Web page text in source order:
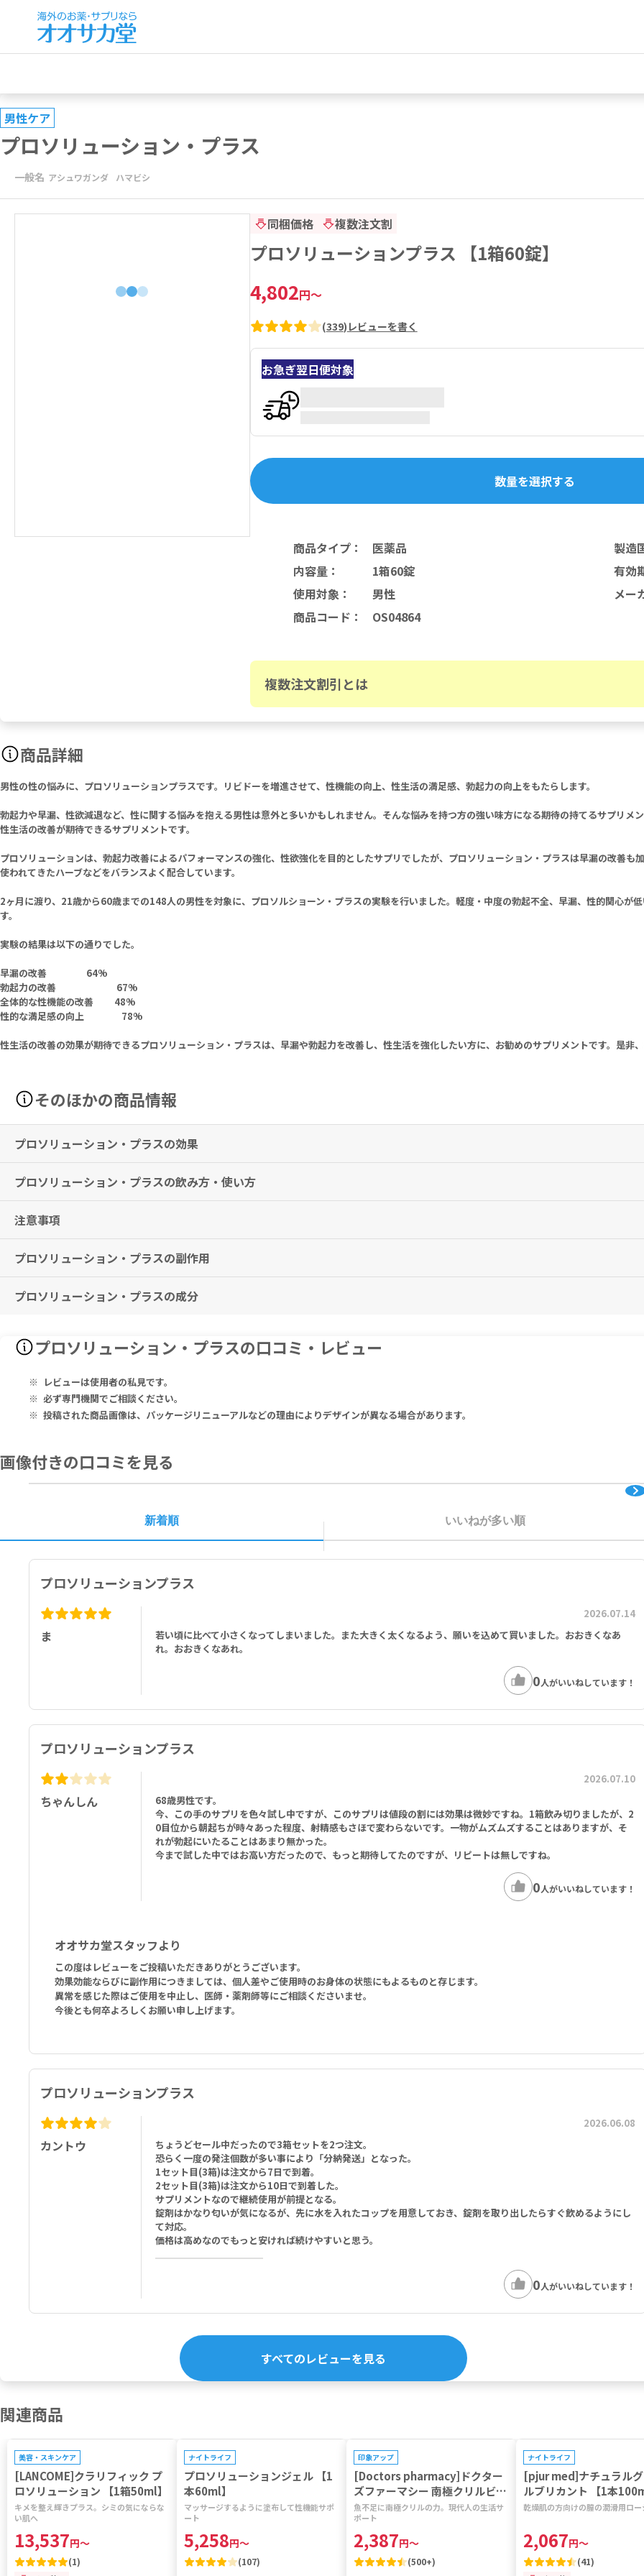
男性ケア
プロソリューション・プラス
一般名 アシュワガンダ ハマビシ
同梱価格 複数注文割
プロソリューションプラス 【1箱60錠】
4,802円～
(339) レビューを書く
お急ぎ翌日便対象
数量を選択する
商品タイプ：
医薬品
内容量：
1箱60錠
使用対象：
男性
商品コード ： OS04864
製造
有効
メー
複数注文割引とは
商品詳細
男性の性の悩みに、プロソリューションプラスです。リビドーを増進させて、性機能の向上、性生活の満足感、勃起力の向上をもたらします。
勃起力や早漏、性欲減退など、性に関する悩みを抱える男性は意外と多いかもしれません。そんな悩みを持つ方の強い味方になる期待の持てるサプリメ
性生活の改善が期待できるサプリメントです。
プロソリューションは、勃起力改善によるパフォーマンスの強化、性欲強化を目的としたサプリでしたが、プロソリューション・プラスは早漏の改善も
使われてきたハーブなどをバランスよく配合しています。
2ヶ月に渡り、21歳から60歳までの148人の男性を対象に、プロソルショーン・プラスの実験を行いました。軽度・中度の勃起不全、早漏、性的関心が
す。
実験の結果は以下の通りでした。
早漏の改善 64%
勃起力の改善 67%
全体的な性機能の改善 48%
性的な満足感の向上 78%
性生活の改善の効果が期待できるプロソリューション・プラスは、早漏や勃起力を改善し、性生活を強化したい方に、お勧めのサプリメントです。是非、
そのほかの商品情報
プロソリューション・プラスの効果
早漏の改善、勃起力の改善、性的パフォーマンス向上など
※メーカー推奨摂取期間として
プロソリューション・プラスの飲み方・使い方
1日2タブレットを目安に、食事とともにお召し上がりください。
注意事項
本品は、多量摂取により疾病が治癒したり、より健康が増進するものではありません。1日の摂取目安量を必ず守り、過剰な摂取はお控えください。
薬剤を服用中の方、治療中の方、何らかの病歴を持つ家族がいる方は、本品使用前に必ず医師にご相談ください。
プロソリューション・プラスの副作用
特に副作用は報告されておりませんが、異常を感じた際はただちに使用を中止し、医師の診察をお受けください。
プロソリューション・プラスの成分
Withania Somnifera root 240mg, Asparagus Adscendens root 200mg, Asphaltum Exudate 150mg, Curculigo Orchioides root
Other ingredients: Dicalcium Phosphate, Cellulose, Croscarmellose Sodium, Vegetable Stearic Acid, Silicon Dioxide, Vegetable
yl Cellulose and Titanium Dioxide.
フォリア 80mg
その他の成分：リン酸２Ｃａ、セルロース、クロスカルメロースナトリウム、ステアリン酸（植物性）、二酸化ケイ素、ステアリン酸Ｍｇ（植物性
プロソリューション・プラスの口コミ・レビュー
レビューは使用者の私見です。
必ず専門機関でご相談ください。
投稿された商品画像は、パッケージリニューアルなどの理由によりデザインが異なる場合があります。
画像付きの口コミを見る
新着順 いいねが多い順
プロソリューションプラス
ま
2026.07.14
若い頃に比べて小さくなってしまいました。また大きく太くなるよう、願いを込めて買いました。おおきくなあ
れ。おおきくなあれ。
0人がいいねしています！
プロソリューションプラス
ちゃんしん
2026.07.10
68歳男性です。
今、この手のサプリを色々試し中ですが、このサプリは値段の割には効果は微妙ですね。1箱飲み切りましたが、2
0目位から朝起ちが時々あった程度、射精感もさほで変わらないです。一物がムズムズすることはありますが、そ
れが勃起にいたることはあまり無かった。
今まで試した中ではお高い方だったので、もっと期待してたのですが、リピートは無しですね。
0人がいいねしています！
オオサカ堂スタッフより
この度はレビューをご投稿いただきありがとうございます。
効果効能ならびに副作用につきましては、個人差やご使用時のお身体の状態にもよるものと存じます。
異常を感じた際はご使用を中止し、医師・薬剤師等にご相談くださいませ。
今後とも何卒よろしくお願い申し上げます。
プロソリューションプラス
カントウ
2026.06.08
ちょうどセール中だったので3箱セットを2つ注文。
恐らく一度の発注個数が多い事により「分納発送」となった。
1セット目(3箱)は注文から7日で到着。
2セット目(3箱)は注文から10日で到着した。
サプリメントなので継続使用が前提となる。
錠剤はかなり匂いが気になるが、先に水を入れたコップを用意しておき、錠剤を取り出したらすぐ飲めるようにし
て対応。
価格は高めなのでもっと安ければ続けやすいと思う。
0人がいいねしています！
すべてのレビューを見る
関連商品
美容・スキンケア
[LANCOME]クラリフィック プ
ロソリューション 【1箱50ml】
キメを整え輝きプラス。シミの気にならな
い肌へ
13,537円～
(1)
ナイトライフ
プロソリューションジェル 【1
本60ml】
マッサージするように塗布して性機能サポ
ート
5,258円～
(107)
印象アップ
[Doctors pharmacy]ドクター
ズファーマシー 南極クリルビタ
ミン 【1袋120粒】
魚不足に南極クリルの力。現代人の生活サ
ポート
2,387円～
(500+)
ナイトライフ
[pjur med]ナチュラル
ルブリカント 【1本
乾燥肌の方向けの膣の潤滑用ロー
2,067円～
(41)